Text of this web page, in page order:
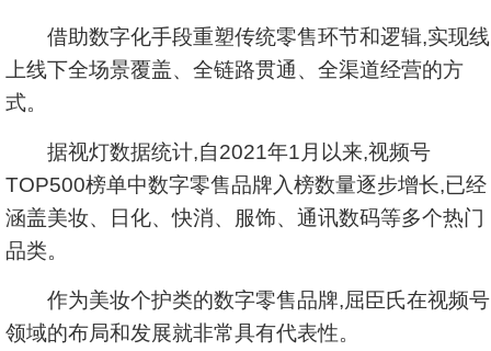
借助数字化手段重塑传统零售环节和逻辑,实现线
上线下全场景覆盖、全链路贯通、全渠道经营的方
式。
据视灯数据统计,自2021年1月以来,视频号
TOP500榜单中数字零售品牌入榜数量逐步增长,已经
涵盖美妆、日化、快消、服饰、通讯数码等多个热门
品类。
作为美妆个护类的数字零售品牌,屈臣氏在视频号
领域的布局和发展就非常具有代表性。